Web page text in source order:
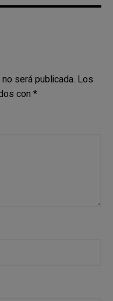
será publicada. Los
con *